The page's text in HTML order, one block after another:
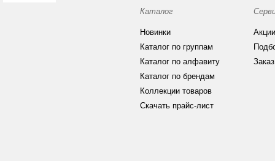
Каталог
Новинки
Каталог по группам
Каталог по алфавиту
Каталог по брендам
Коллекции товаров
Скачать прайс-лист